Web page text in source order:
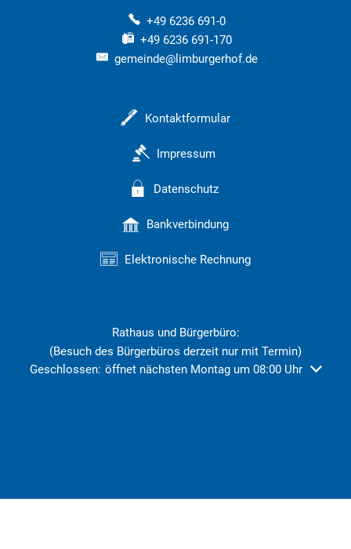
+49 6236 691-0
+49 6236 691-170
gemeinde@limburgerhof.de
Kontaktformular
Impressum
Datenschutz
Bankverbindung
Elektronische Rechnung
Rathaus und Bürgerbüro:
(Besuch des Bürgerbüros derzeit nur mit Termin)
Klicken, um weitere Öffnungs- oder Schließzeiten
Geschlossen: öffnet nächsten Montag um 08:00 Uhr